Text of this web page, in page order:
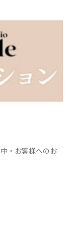
・お客様へのお